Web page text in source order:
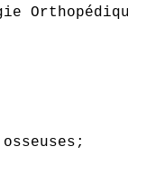
Orthopédique